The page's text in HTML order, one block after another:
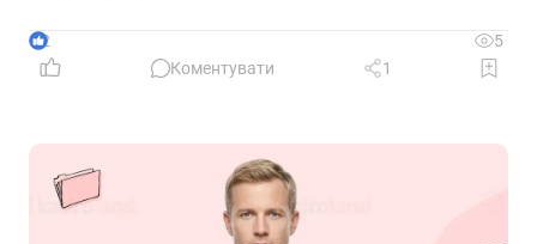
2
5
Коментувати
1